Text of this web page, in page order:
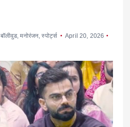
बॉलीवुड,मनोरंजन ,स्पोर्ट्स
April 20, 2026